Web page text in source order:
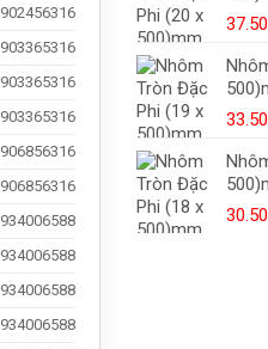
902456316
903365316
903365316
903365316
906856316
906856316
934006588
934006588
934006588
934006588